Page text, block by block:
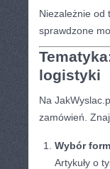
Niezależnie od
sprawdzone
logistyki
Na
zamówień.
Wybór
Artykuły o